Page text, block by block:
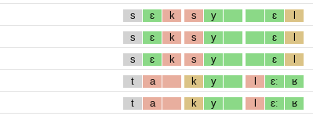
s ɛ k s y ɛ l
s ɛ k s y ɛ l
s ɛ k s y ɛ l
t a k y l ɛː ʁ
t a k y l ɛː ʁ